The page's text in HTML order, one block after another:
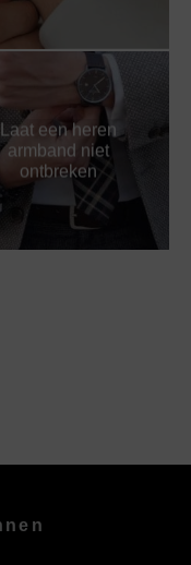
Laat een heren
armband niet
ontbreken